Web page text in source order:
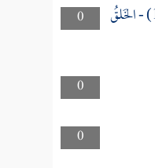
0
سلسلة الحضارة النبوية (19) - الخَلقُ
0
0